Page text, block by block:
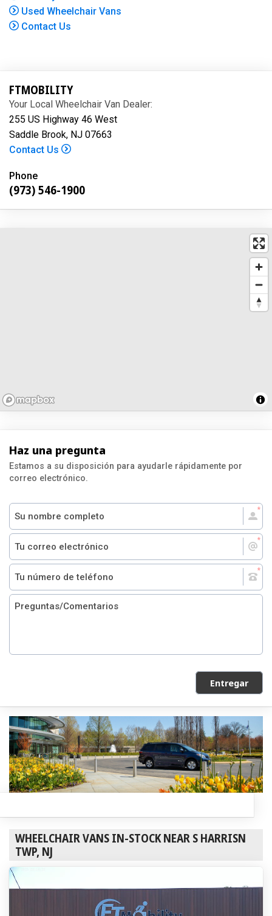
Used Wheelchair Vans
Contact Us
FTMOBILITY
Your Local Wheelchair Van Dealer:
255 US Highway 46 West
Saddle Brook, NJ 07663
Contact Us
Phone
(973) 546-1900
Haz una pregunta
Estamos a su disposición para ayudarle rápidamente por
correo electrónico.
Entregar
WHEELCHAIR VANS IN-STOCK NEAR S HARRISN
TWP, NJ